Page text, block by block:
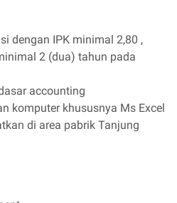
dengan IPK minimal 2,80 ,
2 (dua) tahun pada
accounting
komputer khususnya Ms Excel
di area pabrik Tanjung